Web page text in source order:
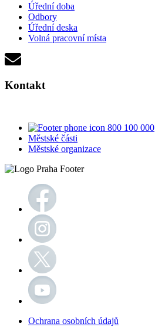
Úřední doba
Odbory
Úřední deska
Volná pracovní místa
Kontakt
800 100 000
Městské části
Městské organizace
Ochrana osobních údajů